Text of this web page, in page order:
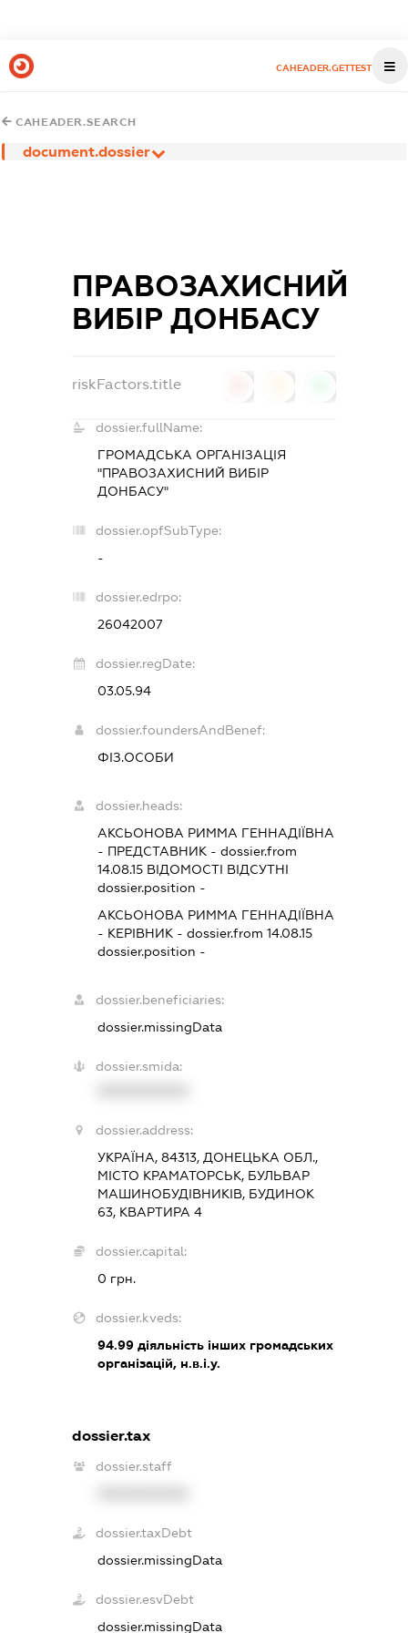
CAHEADER.GETTEST
CAHEADER.SEARCH
document.dossier
ПРАВОЗАХИСНИЙ
ВИБІР ДОНБАСУ
riskFactors.title
dossier.fullName:
ГРОМАДСЬКА ОРГАНІЗАЦІЯ
"ПРАВОЗАХИСНИЙ ВИБІР
ДОНБАСУ"
dossier.opfSubType:
-
dossier.edrpo:
26042007
dossier.regDate:
03.05.94
dossier.foundersAndBenef:
ФІЗ.ОСОБИ
dossier.heads:
АКСЬОНОВА РИММА ГЕННАДІЇВНА
- ПРЕДСТАВНИК - dossier.from
14.08.15 ВІДОМОСТІ ВІДСУТНІ
dossier.position -
АКСЬОНОВА РИММА ГЕННАДІЇВНА
- КЕРІВНИК - dossier.from 14.08.15
dossier.position -
dossier.beneficiaries:
dossier.missingData
dossier.smida:
dossier.address:
УКРАЇНА, 84313, ДОНЕЦЬКА ОБЛ.,
МІСТО КРАМАТОРСЬК, БУЛЬВАР
МАШИНОБУДІВНИКІВ, БУДИНОК
63, КВАРТИРА 4
dossier.capital:
0 грн.
dossier.kveds:
94.99 діяльність інших громадських
організацій, н.в.і.у.
dossier.tax
dossier.staff
dossier.taxDebt
dossier.missingData
dossier.esvDebt
dossier.missingData